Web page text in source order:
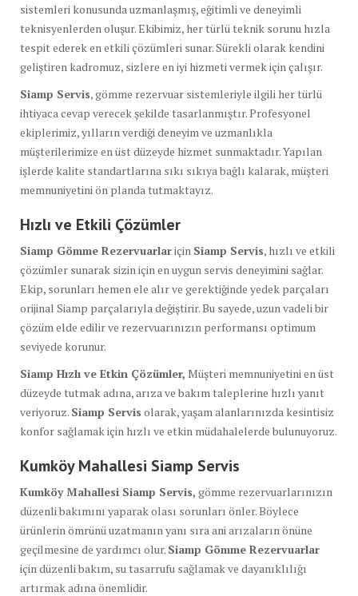
sistemleri konusunda uzmanlaşmış, eğitimli ve deneyimli
teknisyenlerden oluşur. Ekibimiz, her türlü teknik sorunu hızla
tespit ederek en etkili çözümleri sunar. Sürekli olarak kendini
geliştiren kadromuz, sizlere en iyi hizmeti vermek için çalışır.
Siamp Servis, gömme rezervuar sistemleriyle ilgili her türlü
ihtiyaca cevap verecek şekilde tasarlanmıştır. Profesyonel
ekiplerimiz, yılların verdiği deneyim ve uzmanlıkla
müşterilerimize en üst düzeyde hizmet sunmaktadır. Yapılan
işlerde kalite standartlarına sıkı sıkıya bağlı kalarak, müşteri
memnuniyetini ön planda tutmaktayız.
Hızlı ve Etkili Çözümler
Siamp Gömme Rezervuarlariçin Siamp Servis, hızlı ve etkili
çözümler sunarak sizin için en uygun servis deneyimini sağlar.
Ekip, sorunları hemen ele alır ve gerektiğinde yedek parçaları
orijinal Siamp parçalarıyla değiştirir. Bu sayede, uzun vadeli bir
çözüm elde edilir ve rezervuarınızın performansı optimum
seviyede korunur.
Siamp Hızlı ve Etkin Çözümler, Müşteri memnuniyetini en üst
düzeyde tutmak adına, arıza ve bakım taleplerine hızlı yanıt
veriyoruz. Siamp Servis olarak, yaşam alanlarınızda kesintisiz
konfor sağlamak için hızlı ve etkin müdahalelerde bulunuyoruz.
Kumköy Mahallesi Siamp Servis
Kumköy Mahallesi Siamp Servis, gömme rezervuarlarınızın
düzenli bakımını yaparak olası sorunları önler. Böylece
ürünlerin ömrünü uzatmanın yanı sıra ani arızaların önüne
geçilmesine de yardımcı olur. Siamp Gömme Rezervuarlar
için düzenli bakım, su tasarrufu sağlamak ve dayanıklılığı
artırmak adına önemlidir.